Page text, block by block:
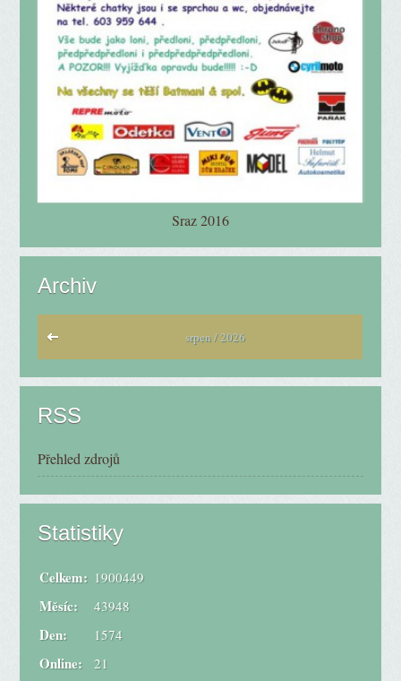
Sraz 2016
Archiv
srpen / 2026
RSS
Přehled zdrojů
Statistiky
Online: 21
Celkem: 1900449
Měsíc: 43948
Den: 1574